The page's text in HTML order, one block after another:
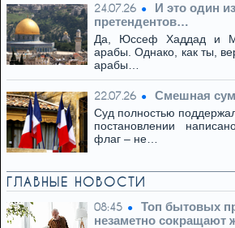
24.07.26
И это один
претендентов…
Да, Юссеф Хаддад и
арабы. Однако, как ты,
арабы…
22.07.26 Смешная
Суд полностью
постановлении
флаг – не…
ГЛАВНЫЕ НОВОСТИ
08:45
Топ бытовых
незаметно сокращают